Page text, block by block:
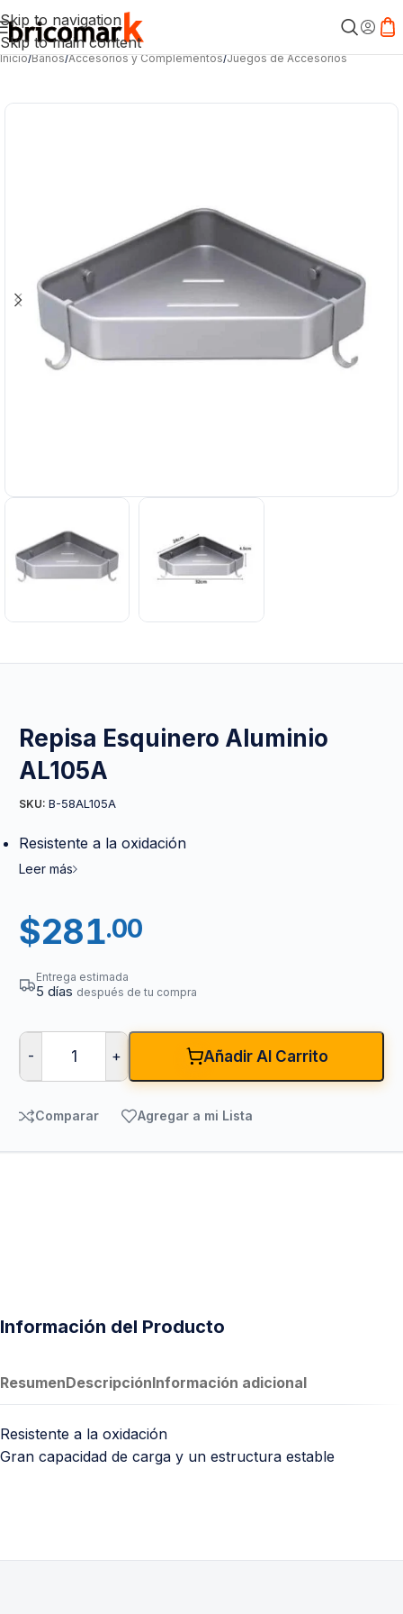
Skip to navigation
Skip to main content
Inicio/Baños/Accesorios y Complementos/Juegos de Accesorios
Repisa Esquinero Aluminio
AL105A
SKU: B-58AL105A
Resistente a la oxidación
Leer más
$281.00
Entrega estimada
5 días después de tu compra
- + Añadir Al Carrito
Comparar Agregar a mi Lista
Información del Producto
ResumenDescripciónInformación adicional
Resistente a la oxidación
Gran capacidad de carga y un estructura estable